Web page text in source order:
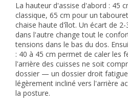
La hauteur d'assise d'abord : 45
classique, 65 cm pour un
chaise haute d'îlot. Un écart de
dans l'autre change tout le
tensions dans le bas du dos.
: 40 à 45 cm permet de caler les
l'arrière des cuisses ne soit
dossier — un dossier droit
légèrement incliné vers l'arrière
la posture.